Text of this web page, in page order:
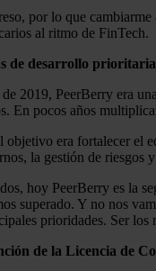
por lo que
al ritmo de FinTech.
de desarrollo
2019, PeerBerry era
En pocos años
era fortalecer el
la gestión de riesgos
hoy PeerBerry es la
superado. Y no nos
prioridades. Ser
de la Licencia de